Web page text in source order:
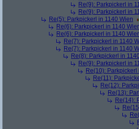
Re(9): Parkpickerl in
Re(9): Parkpickerl in
Re(5): Parkpickerl in 1140 Wien
Re(6): Parkpickerl in 1140
Re(6): Parkpickerl in 1140
Re(7): Parkpickerl in 1140
Re(7): Parkpickerl in 1140
Re(8): Parkpickerl in
Re(9): Parkpickerl in
Re(10): Parkpickerl
Re(11):
Re(12):
Re(13):
Re(14):